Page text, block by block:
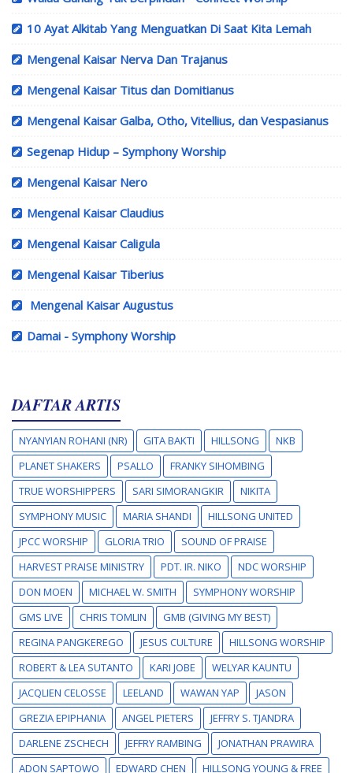
10 Ayat Alkitab Yang Menguatkan Di Saat Kita Lemah
Mengenal Kaisar Nerva Dan Trajanus
Mengenal Kaisar Titus dan Domitianus
Mengenal Kaisar Galba, Otho, Vitellius, dan Vespasianus
Segenap Hidup – Symphony Worship
Mengenal Kaisar Nero
Mengenal Kaisar Claudius
Mengenal Kaisar Caligula
Mengenal Kaisar Tiberius
Mengenal Kaisar Augustus
Damai - Symphony Worship
DAFTAR ARTIS
NYANYIAN ROHANI (NR) GITA BAKTI HILLSONG
NKB
PLANET SHAKERS
PSALLO
FRANKY SIHOMBING
TRUE WORSHIPPERS
SARI SIMORANGKIR
NIKITA
SYMPHONY MUSIC
MARIA SHANDI
HILLSONG UNITED
JPCC WORSHIP
GLORIA TRIO
SOUND OF PRAISE
HARVEST PRAISE MINISTRY
PDT. IR. NIKO
NDC WORSHIP
DON MOEN
MICHAEL W. SMITH
SYMPHONY WORSHIP
GMS LIVE
CHRIS TOMLIN
GMB (GIVING MY BEST)
REGINA PANGKEREGO
JESUS CULTURE
HILLSONG WORSHIP
ROBERT & LEA SUTANTO
KARI JOBE
WELYAR KAUNTU
JACQLIEN CELOSSE
LEELAND WAWAN YAP
JASON
GREZIA EPIPHANIA
ANGEL PIETERS
JEFFRY S. TJANDRA
DARLENE ZSCHECH
JEFFRY RAMBING
JONATHAN PRAWIRA
ADON SAPTOWO
EDWARD CHEN
HILLSONG YOUNG & FREE